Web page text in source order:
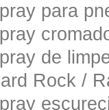
para
de
Rock /